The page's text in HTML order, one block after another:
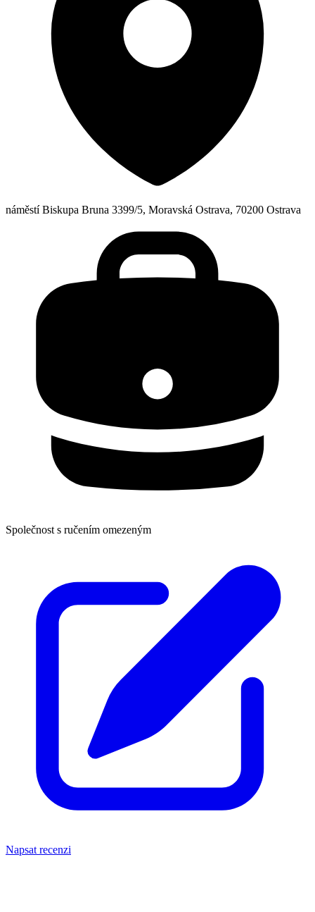
náměstí Biskupa Bruna 3399/5, Moravská Ostrava, 70200 Ostrava
Společnost s ručením omezeným
Napsat recenzi